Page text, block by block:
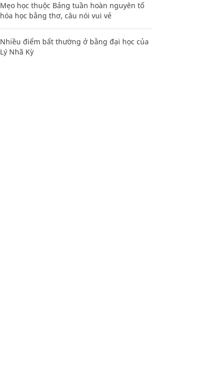
Mẹo học thuộc Bảng tuần hoàn nguyên tố
hóa học bằng thơ, câu nói vui vẻ
Nhiều điểm bất thường ở bằng đại học của
Lý Nhã Kỳ